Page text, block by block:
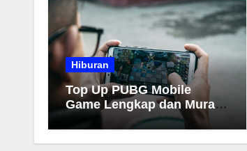
Hiburan
Top Up PUBG Mobile
Game Lengkap dan Murah